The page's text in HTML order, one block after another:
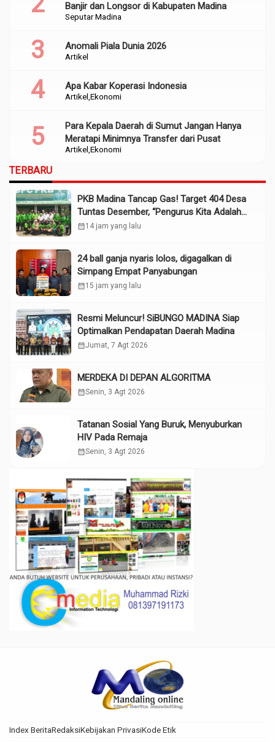
Seputar Madina
Banjir dan Longsor di Kabupaten Madina
Artikel
Anomali Piala Dunia 2026
Artikel Ekonomi
Apa Kabar Koperasi Indonesia
Artikel Ekonomi
Para Kepala Daerah di Sumut Jangan Hanya
Meratapi Minimnya Transfer dari Pusat
TERBARU
PKB Madina Tancap Gas! Target 404 Desa
Tuntas Desember, “Pengurus Kita Adalah
Tokoh”
calendar_month14 jam yang lalu
24 ball ganja nyaris lolos, digagalkan di
Simpang Empat Panyabungan
calendar_month15 jam yang lalu
Resmi Meluncur! SiBUNGO MADINA Siap
Optimalkan Pendapatan Daerah Madina
calendar_monthJumat, 7 Agt 2026
MERDEKA DI DEPAN ALGORITMA
calendar_monthSenin, 3 Agt 2026
Tatanan Sosial Yang Buruk, Menyuburkan
HIV Pada Remaja
calendar_monthSenin, 3 Agt 2026
Index BeritaRedaksiKebijakan PrivasiKode Etik